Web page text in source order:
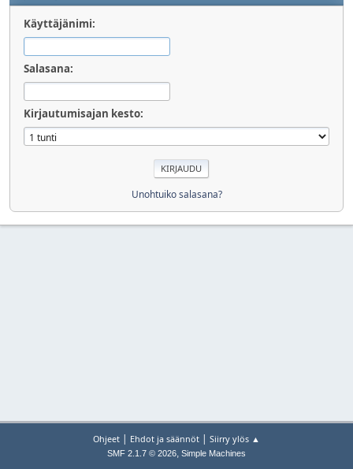
Käyttäjänimi:
Salasana:
Kirjautumisajan kesto:
Unohtuiko salasana?
Ohjeet | Ehdot ja säännöt | Siirry ylös ▲
SMF 2.1.7 © 2026, Simple Machines